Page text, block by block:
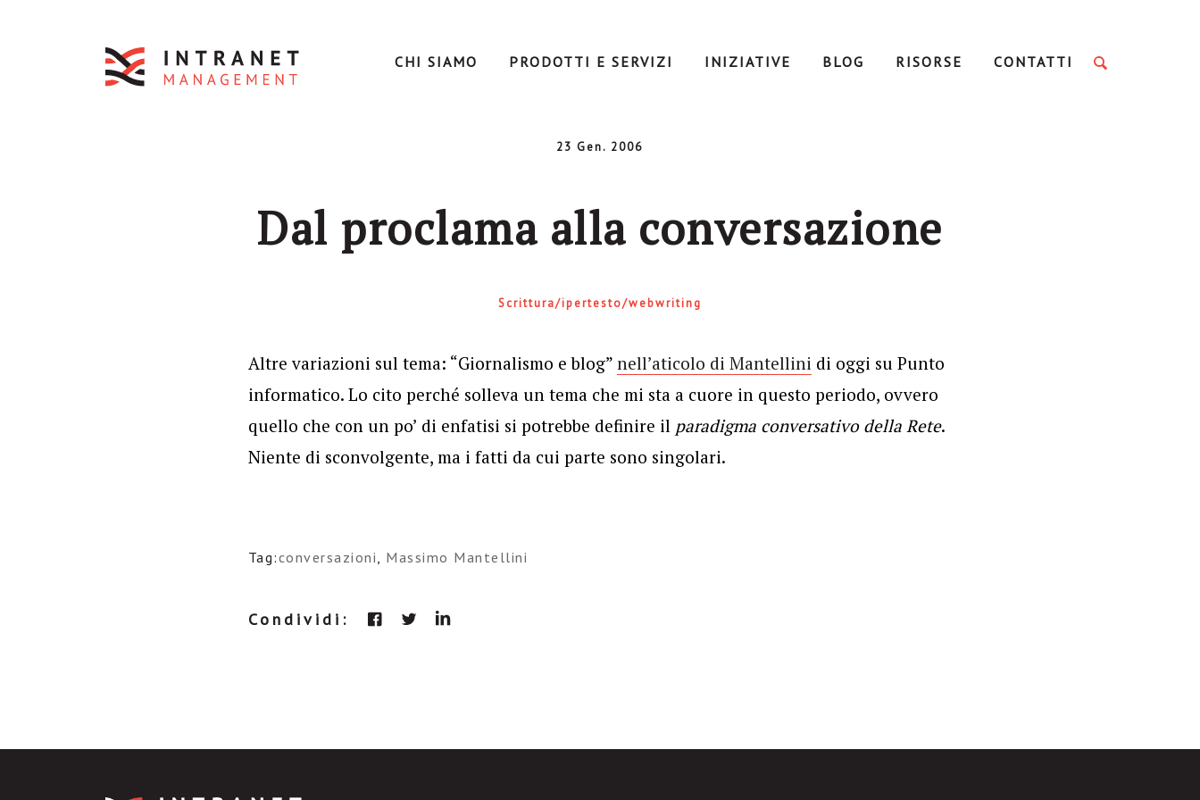
CHI SIAMO PRODOTTI E SERVIZI INIZIATIVE BLOG RISORSE CONTATTI
23 Gen. 2006
Dal proclama alla conversazione
Scrittura/ipertesto/webwriting
Altre variazioni sul tema: “Giornalismo e blog” nell’aticolo di Mantellini di oggi su Punto
informatico. Lo cito perché solleva un tema che mi sta a cuore in questo periodo, ovvero
quello che con un po’ di enfatisi si potrebbe definire il paradigma conversativo della Rete.
Niente di sconvolgente, ma i fatti da cui parte sono singolari.
Tag:conversazioni, Massimo Mantellini
Condividi: